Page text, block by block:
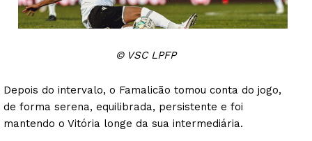
© VSC LPFP
Depois do intervalo, o Famalicão tomou conta do jogo,
de forma serena, equilibrada, persistente e foi
mantendo o Vitória longe da sua intermediária.